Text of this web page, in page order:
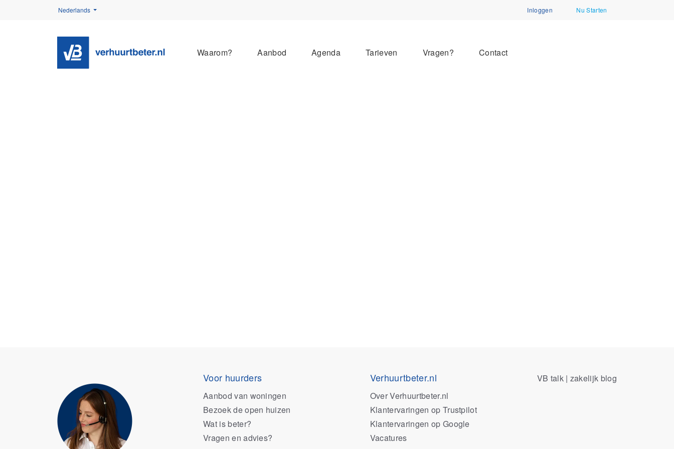
Nederlands Inloggen Nu Starten
Waarom? Aanbod Agenda Tarieven Vragen? Contact
Voor huurders
Aanbod van woningen
Bezoek de open huizen
Wat is beter?
Vragen en advies?
Verhuurtbeter.nl
Over Verhuurtbeter.nl
Klantervaringen op Trustpilot
Klantervaringen op Google
Vacatures
VB talk | zakelijk blog